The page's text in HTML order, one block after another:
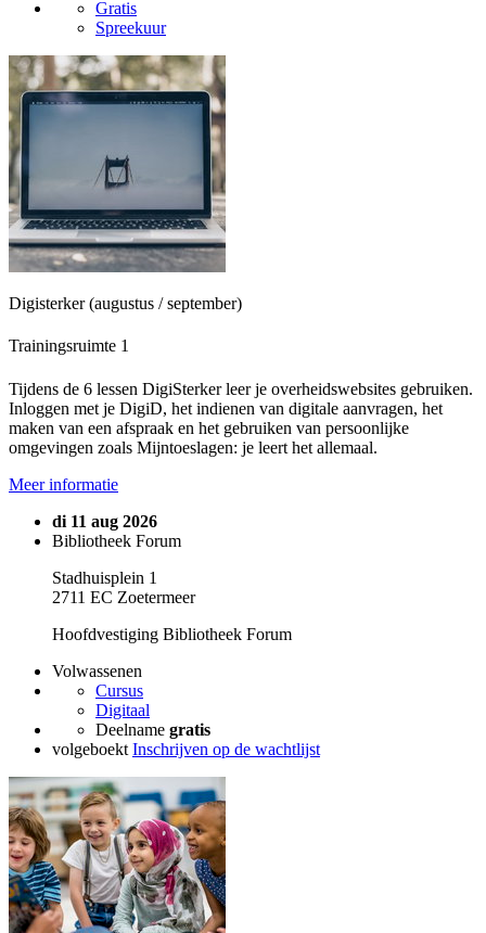
Gratis
Spreekuur
Digisterker (augustus / september)
Trainingsruimte 1
Tijdens de 6 lessen DigiSterker leer je overheidswebsites gebruiken.
Inloggen met je DigiD, het indienen van digitale aanvragen, het
maken van een afspraak en het gebruiken van persoonlijke
omgevingen zoals Mijntoeslagen: je leert het allemaal.
Meer informatie
di 11 aug 2026
Bibliotheek Forum
Stadhuisplein 1
2711 EC Zoetermeer
Hoofdvestiging Bibliotheek Forum
Volwassenen
Cursus
Digitaal
Deelname gratis
volgeboekt Inschrijven op de wachtlijst